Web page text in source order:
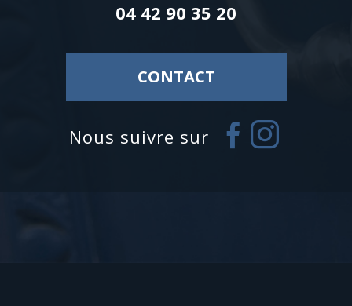
04 42 90 35 20
CONTACT
nous suivre sur